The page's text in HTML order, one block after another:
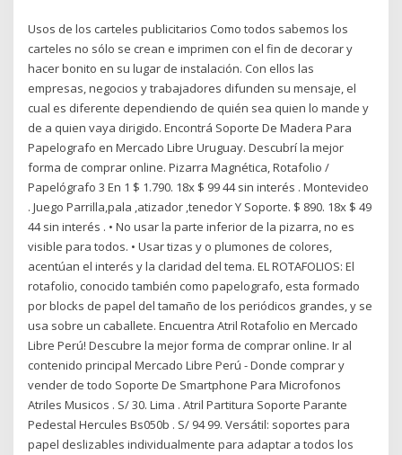
Usos de los carteles publicitarios Como todos sabemos los
carteles no sólo se crean e imprimen con el fin de decorar y
hacer bonito en su lugar de instalación. Con ellos las
empresas, negocios y trabajadores difunden su mensaje, el
cual es diferente dependiendo de quién sea quien lo mande y
de a quien vaya dirigido. Encontrá Soporte De Madera Para
Papelografo en Mercado Libre Uruguay. Descubrí la mejor
forma de comprar online. Pizarra Magnética, Rotafolio /
Papelógrafo 3 En 1 $ 1.790. 18x $ 99 44 sin interés . Montevideo
. Juego Parrilla,pala ,atizador ,tenedor Y Soporte. $ 890. 18x $ 49
44 sin interés . • No usar la parte inferior de la pizarra, no es
visible para todos. • Usar tizas y o plumones de colores,
acentúan el interés y la claridad del tema. EL ROTAFOLIOS: El
rotafolio, conocido también como papelografo, esta formado
por blocks de papel del tamaño de los periódicos grandes, y se
usa sobre un caballete. Encuentra Atril Rotafolio en Mercado
Libre Perú! Descubre la mejor forma de comprar online. Ir al
contenido principal Mercado Libre Perú - Donde comprar y
vender de todo Soporte De Smartphone Para Microfonos
Atriles Musicos . S/ 30. Lima . Atril Partitura Soporte Parante
Pedestal Hercules Bs050b . S/ 94 99. Versátil: soportes para
papel deslizables individualmente para adaptar a todos los